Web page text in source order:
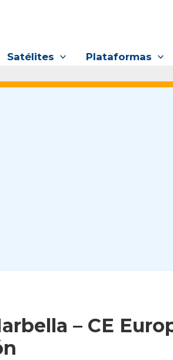
Satélites Plataformas
– CE